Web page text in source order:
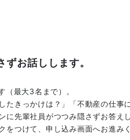
お話しします。
（最大3名まで）。
たきっかけは？」「不動産の仕事
先輩社員がつつみ隠さずお答えし
つけて、申し込み画面へお進みく